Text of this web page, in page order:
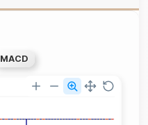
MACD